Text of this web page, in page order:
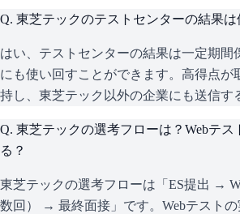
Q. 東芝テックのテストセンターの結果は
はい、テストセンターの結果は一定期間
にも使い回すことができます。高得点が
持し、東芝テック以外の企業にも送信す
Q. 東芝テックの選考フローは？Webテス
る？
東芝テックの選考フローは「ES提出 →
数回） → 最終面接」です。Webテスト